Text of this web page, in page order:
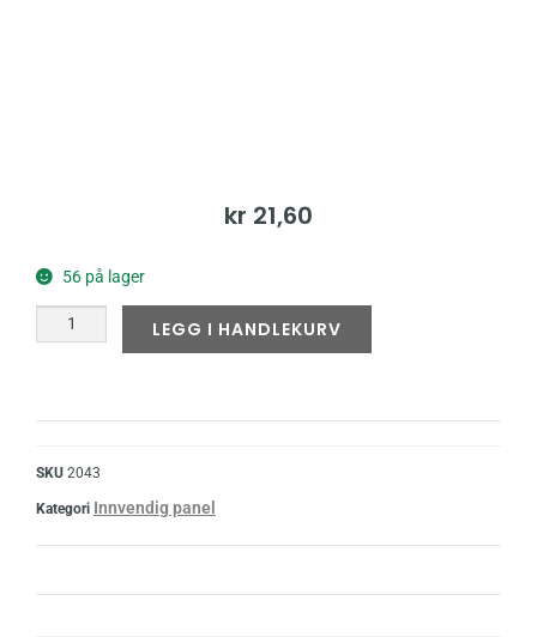
kr 21,60
56 på lager
LEGG I HANDLEKURV
SKU 2043
Kategori Innvendig panel